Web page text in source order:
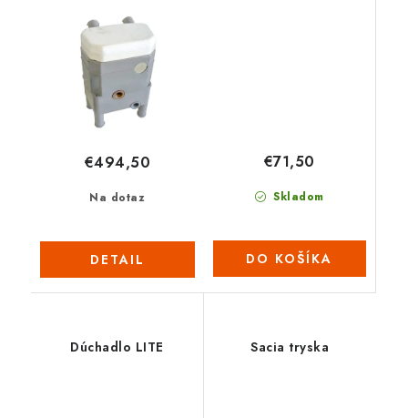
Na dotaz
€494,50
DETAIL
Skladom
€71,50
DO KOŠÍKA
Dúchadlo LITE Sacia tryska